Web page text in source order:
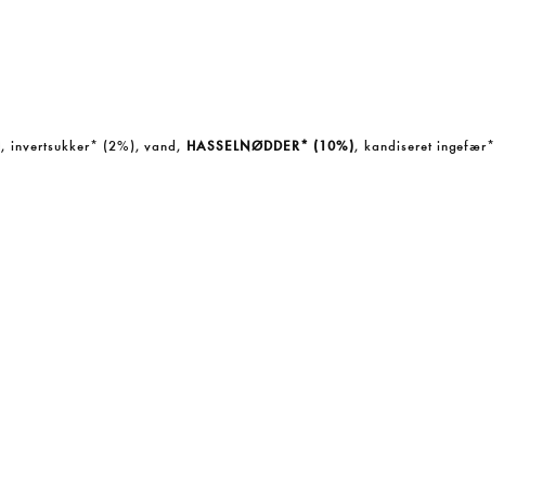
, invertsukker* (2%), vand, HASSELNØDDER* (10%), kandiseret ingefær*